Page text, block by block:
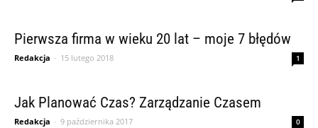
Pierwsza firma w wieku 20 lat – moje 7 błędów
Redakcja - 15 lutego 2018 1
Jak Planować Czas? Zarządzanie Czasem
Redakcja - 9 października 2017 0